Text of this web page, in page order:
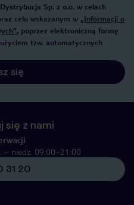
Sp. z o.o. w celach
celu wskazanym w „Informacji o
, poprzez elektroniczną formę
tzw. automatycznych
się
się z nami
– niedz. 09:00–21:00
31 20